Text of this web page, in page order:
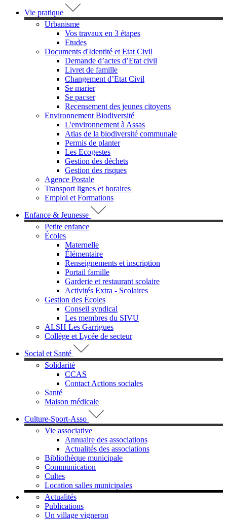
Vie pratique
Urbanisme
Vos travaux en 3 étapes
Etudes
Documents d'Identité et Etat Civil
Demande d’actes d’Etat civil
Livret de famille
Changement d’Etat Civil
Se marier
Se pacser
Recensement des jeunes citoyens
Environnement Biodiversité
L'environnement à Assas
Atlas de la biodiversité communale
Permis de planter
Les Ecogestes
Gestion des déchets
Gestion des risques
Agence Postale
Transport lignes et horaires
Emploi et Formations
Enfance & Jeunesse
Petite enfance
Écoles
Maternelle
Élémentaire
Renseignements et inscription
Portail famille
Garderie et restaurant scolaire
Activités Extra - Scolaires
Gestion des Écoles
Conseil syndical
Les membres du SIVU
ALSH Les Garrigues
Collège et Lycée de secteur
Social et Santé
Solidarité
CCAS
Contact Actions sociales
Santé
Maison médicale
Culture-Sport-Asso
Vie associative
Annuaire des associations
Actualités des associations
Bibliothèque municipale
Communication
Cultes
Location salles municipales
Actualités
Publications
Un village vigneron